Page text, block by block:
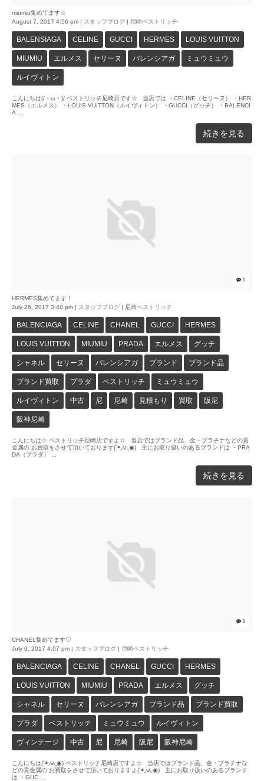
miumiu集めてます☆
August 7, 2017 4:56 pm | スタッフブログ | 尼崎ベストリッチ
BALENSIAGA CELINE GUCCI HERMES LOUIS VUITTON
MIUMIU エルメス セリーヌ バレンシアガ ミュウミュウ
ルイヴィトン
こんにちは(/・ω・)/ ベストリッチ尼崎店です☆ 当店では ・CELINE（セリーヌ） ・HER
MES（エルメス） ・LOUIS VUITTON（ルイヴィトン） ・GUCCI（グッチ） ・BALENCI
A ...
続きを見る
0
HERMES集めてます！
July 26, 2017 3:48 pm | スタッフブログ | 尼崎ベストリッチ
BALENCIAGA CELINE CHANEL GUCCI HERMES
LOUIS VUITTON MIUMIU PRADA エルメス グッチ
シャネル セリーヌ バレンシアガ ブランド ブランド品
ブランド買取 プラダ ベストリッチ ミュウミュウ
ルイヴィトン 中古 尼 尼崎 見積もり 買取 阪尼
阪神尼崎
こんにちは☆ ベストリッチ尼崎店ですよ☆ 当店ではブランド品、金・プラチナなどの貴
金属の お買取をさせて頂いております(´◉◞౪◟◉) 主にお取り扱いのあるブランドは ・PRA
DA（プラダ） ...
続きを見る
0
CHANEL集めてます♡
July 9, 2017 4:07 pm | スタッフブログ | 尼崎ベストリッチ
BALENCIAGA CELINE CHANEL GUCCI HERMES
LOUIS VUITTON MIUMIU PRADA エルメス グッチ
シャネル セリーヌ バレンシアガ ブランド品 ブランド買取
プラダ ベストリッチ ミュウミュウ ルイヴィトン
ヴィンテージ 中古 尼 尼崎 阪尼 阪神尼崎
こんにちは(´◉◞౪◟◉) ベストリッチ尼崎店ですよ☆ 当店ではブランド品、金・プラチナな
どの貴金属の お買取をさせて頂いておりますよ(´◉◞౪◟◉) 主にお取り扱いのあるブランド
は ・GUC ...